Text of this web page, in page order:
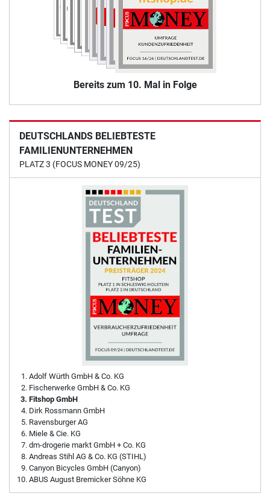
Bereits zum 10. Mal in Folge
DEUTSCHLANDS BELIEBTESTE
FAMILIENUNTERNEHMEN
PLATZ 3 (FOCUS MONEY 09/25)
Adolf Würth GmbH & Co. KG
Fischerwerke GmbH & Co. KG
Fitshop GmbH
Dirk Rossmann GmbH
Ravensburger AG
Miele & Cie. KG
dm-drogerie markt GmbH + Co. KG
Andreas Stihl AG & Co. KG (STIHL)
Canyon Bicycles GmbH (Canyon)
ABUS August Bremicker Söhne KG